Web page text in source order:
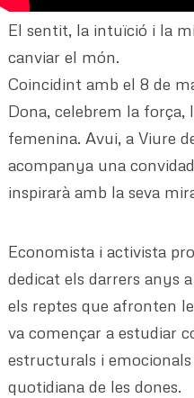
El sentit, la intuïció i la
canviar el món.
Coincidint amb el 8 de
Dona, celebrem la força,
femenina. Avui, a Viure
acompanya una
inspirarà amb la seva
Economista i activista
dedicat els darrers anys
els reptes que afronten
va començar a estudiar
estructurals i
quotidiana de les dones.